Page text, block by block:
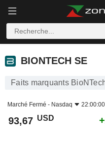
BIONTECH SE
BIONTECH SE
Faits marquants
Marché Fermé - Nasdaq
93,67 USD